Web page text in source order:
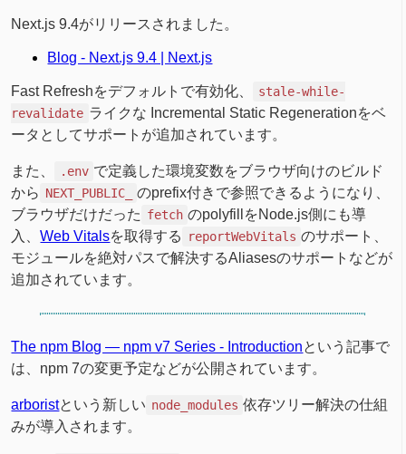
Next.js 9.4がリリースされました。
Blog - Next.js 9.4 | Next.js
Fast Refreshをデフォルトで有効化、
stale-while-
revalidate ライクな Incremental Static Regenerationをベ
ータとしてサポートが追加されています。
また、 .env で定義した環境変数をブラウザ向けのビルド
から NEXT_PUBLIC_
のprefix付きで参照できるようになり、
ブラウザだけだった fetch のpolyfillをNode.js側にも導
入、Web Vitalsを取得する reportWebVitals のサポート、
モジュールを絶対パスで解決するAliasesのサポートなどが
追加されています。
The npm Blog — npm v7 Series - Introductionという記事で
は、npm 7の変更予定などが公開されています。
arboristという新しい node_modules 依存ツリー解決の仕組
みが導入されます。